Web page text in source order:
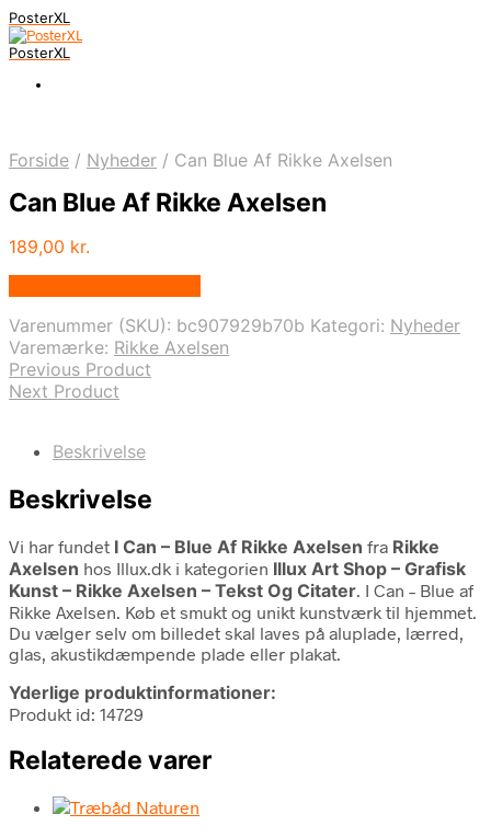
PosterXL
PosterXL
Forside / Nyheder / Can Blue Af Rikke Axelsen
Can Blue Af Rikke Axelsen
189,00 kr.
Varenummer (SKU): bc907929b70b Kategori: Nyheder
Varemærke: Rikke Axelsen
Previous Product
Next Product
Beskrivelse
Beskrivelse
Vi har fundet I Can – Blue Af Rikke Axelsen fra Rikke
Axelsen hos Illux.dk i kategorien Illux Art Shop – Grafisk
Kunst – Rikke Axelsen – Tekst Og Citater. I Can – Blue af
Rikke Axelsen. Køb et smukt og unikt kunstværk til hjemmet.
Du vælger selv om billedet skal laves på aluplade, lærred,
glas, akustikdæmpende plade eller plakat.
Yderlige produktinformationer:
Produkt id: 14729
Relaterede varer